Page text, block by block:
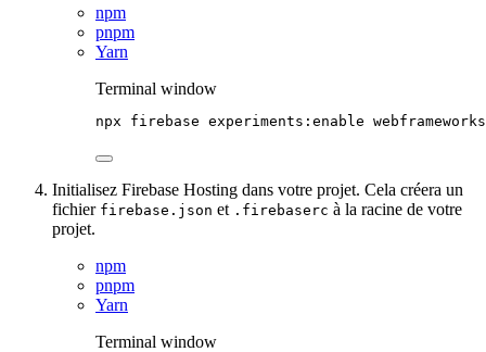
npm
pnpm
Yarn
Terminal window
npx firebase experiments:enable webframeworks
Initialisez Firebase Hosting dans votre projet. Cela créera un
fichier firebase.json et .firebaserc à la racine de votre
projet.
npm
pnpm
Yarn
Terminal window